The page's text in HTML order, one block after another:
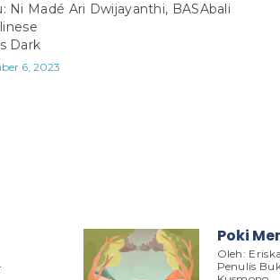
Ni Madé Ari Dwijayanthi, BASAbali
Dark
6, 2023
Poki
Oleh:
Penulis